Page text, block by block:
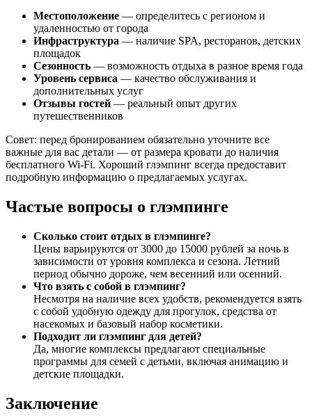
Местоположение — определитесь с регионом и
удаленностью от города
Инфраструктура — наличие SPA, ресторанов, детских
площадок
Сезонность — возможность отдыха в разное время года
Уровень сервиса — качество обслуживания и
дополнительных услуг
Отзывы гостей — реальный опыт других
путешественников
Совет: перед бронированием обязательно уточните все
важные для вас детали — от размера кровати до наличия
бесплатного Wi-Fi. Хороший глэмпинг всегда предоставит
подробную информацию о предлагаемых услугах.
Частые вопросы о глэмпинге
Сколько стоит отдых в глэмпинге?
Цены варьируются от 3000 до 15000 рублей за ночь в
зависимости от уровня комплекса и сезона. Летний
период обычно дороже, чем весенний или осенний.
Что взять с собой в глэмпинг?
Несмотря на наличие всех удобств, рекомендуется взять
с собой удобную одежду для прогулок, средства от
насекомых и базовый набор косметики.
Подходит ли глэмпинг для детей?
Да, многие комплексы предлагают специальные
программы для семей с детьми, включая анимацию и
детские площадки.
Заключение